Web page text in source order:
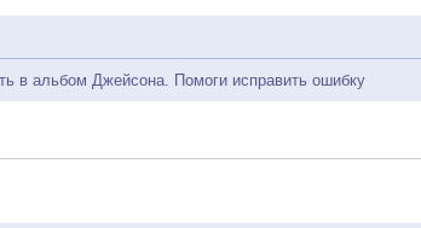
в альбом Джейсона. Помоги исправить ошибку